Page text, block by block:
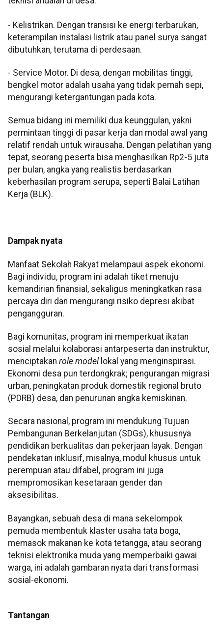
- Kelistrikan. Dengan transisi ke energi terbarukan,
keterampilan instalasi listrik atau panel surya sangat
dibutuhkan, terutama di perdesaan.
- Service Motor. Di desa, dengan mobilitas tinggi,
bengkel motor adalah usaha yang tidak pernah sepi,
mengurangi ketergantungan pada kota.
Semua bidang ini memiliki dua keunggulan, yakni
permintaan tinggi di pasar kerja dan modal awal yang
relatif rendah untuk wirausaha. Dengan pelatihan yang
tepat, seorang peserta bisa menghasilkan Rp2-5 juta
per bulan, angka yang realistis berdasarkan
keberhasilan program serupa, seperti Balai Latihan
Kerja (BLK).
Dampak nyata
Manfaat Sekolah Rakyat melampaui aspek ekonomi.
Bagi individu, program ini adalah tiket menuju
kemandirian finansial, sekaligus meningkatkan rasa
percaya diri dan mengurangi risiko depresi akibat
pengangguran.
Bagi komunitas, program ini memperkuat ikatan
sosial melalui kolaborasi antarpeserta dan instruktur,
menciptakan role modellokal yang menginspirasi.
Ekonomi desa pun terdongkrak; pengurangan migrasi
urban, peningkatan produk domestik regional bruto
(PDRB) desa, dan penurunan angka kemiskinan.
Secara nasional, program ini mendukung Tujuan
Pembangunan Berkelanjutan (SDGs), khususnya
pendidikan berkualitas dan pekerjaan layak. Dengan
pendekatan inklusif, misalnya, modul khusus untuk
perempuan atau difabel, program ini juga
mempromosikan kesetaraan gender dan
aksesibilitas.
Bayangkan, sebuah desa di mana sekelompok
pemuda membentuk klaster usaha tata boga,
memasok makanan ke kota tetangga, atau seorang
teknisi elektronika muda yang memperbaiki gawai
warga, ini adalah gambaran nyata dari transformasi
sosial-ekonomi.
Tantangan